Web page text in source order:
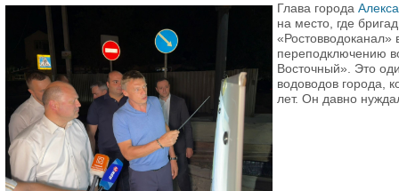
Глава города
на место, где
«Ростовводоканал»
переподключению
Восточный». Это
водоводов города,
лет. Он давно